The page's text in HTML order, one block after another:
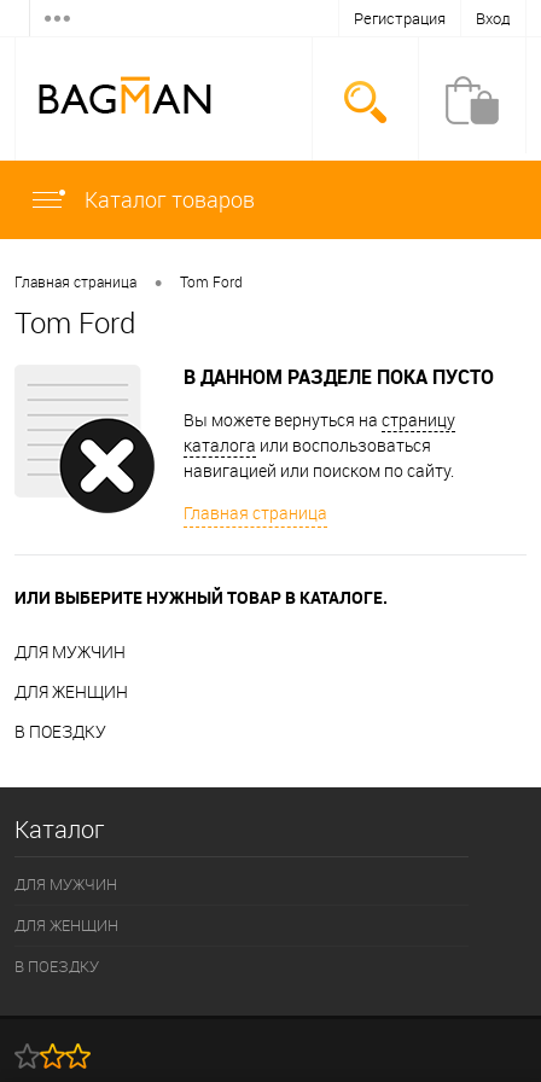
Регистрация Вход
Каталог товаров
Главная страница • Tom Ford
Tom Ford
В ДАННОМ РАЗДЕЛЕ ПОКА ПУСТО
Вы можете вернуться на страницу
каталога или воспользоваться
навигацией или поиском по сайту.
Главная страница
ИЛИ ВЫБЕРИТЕ НУЖНЫЙ ТОВАР В КАТАЛОГЕ.
ДЛЯ МУЖЧИН
ДЛЯ ЖЕНЩИН
В ПОЕЗДКУ
Каталог
ДЛЯ МУЖЧИН
ДЛЯ ЖЕНЩИН
В ПОЕЗДКУ